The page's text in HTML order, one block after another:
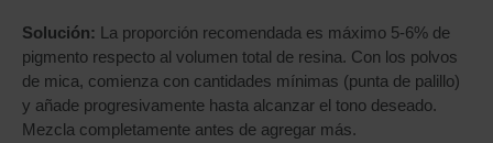
Solución: La proporción recomendada es máximo 5-6% de
pigmento respecto al volumen total de resina. Con los polvos
de mica, comienza con cantidades mínimas (punta de palillo)
y añade progresivamente hasta alcanzar el tono deseado.
Mezcla completamente antes de agregar más.